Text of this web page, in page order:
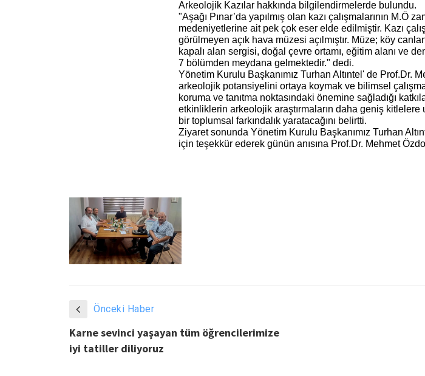
Arkeolojik Kazılar hakkında bilgilendirmelerde bulundu.
"Aşağı Pınar’da yapılmış olan kazı çalışmalarının M.Ö
medeniyetlerine ait pek çok eser elde edilmiştir. Kazı
görülmeyen açık hava müzesi açılmıştır. Müze; köy
kapalı alan sergisi, doğal çevre ortamı, eğitim alanı ve
7 bölümden meydana gelmektedir." dedi.
Yönetim Kurulu Başkanımız Turhan Altıntel' de Prof.Dr.
arkeolojik potansiyelini ortaya koymak ve bilimsel
koruma ve tanıtma noktasındaki önemine sağladığı
etkinliklerin arkeolojik araştırmaların daha geniş kitlelere
bir toplumsal farkındalık yaratacağını belirtti.
Ziyaret sonunda Yönetim Kurulu Başkanımız Turhan
için teşekkür ederek günün anısına Prof.Dr. Mehmet
Önceki Haber
Karne sevinci yaşayan tüm öğrencilerimize
iyi tatiller diliyoruz